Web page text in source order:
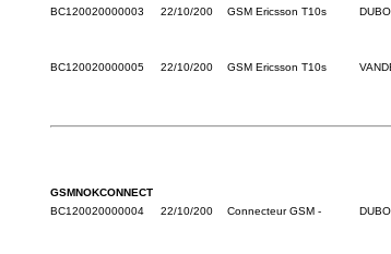
BC120020000003
22/10/200 GSM Ericsson T10s
BC120020000005
22/10/200 GSM Ericsson T10s
GSMNOKCONNECT
BC120020000004
22/10/200 Connecteur GSM -